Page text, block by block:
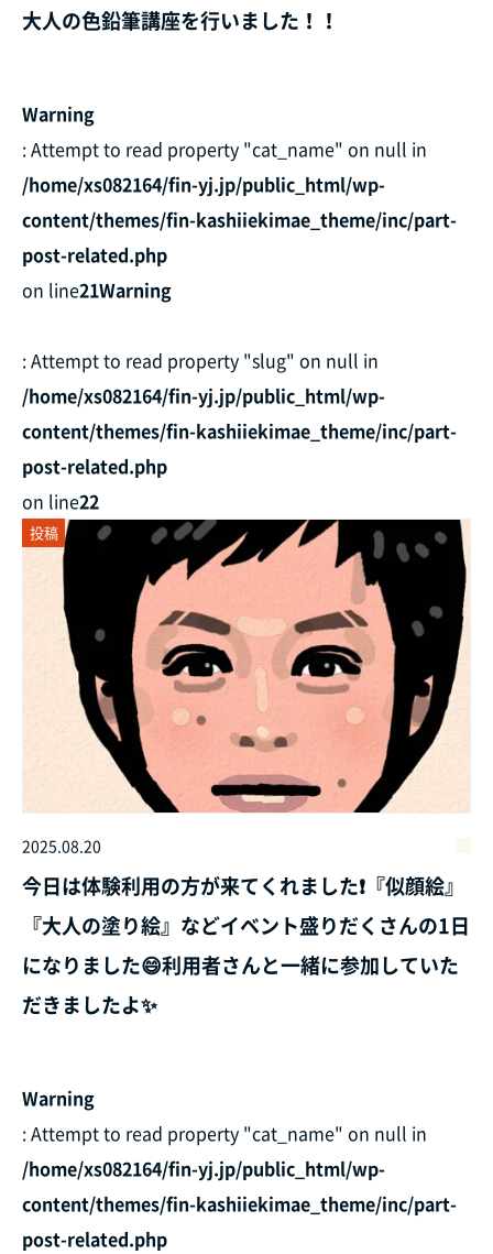
大人の色鉛筆講座を行いました！！
Warning
: Attempt to read property "cat_name" on null in
/home/xs082164/fin-yj.jp/public_html/wp-
content/themes/fin-kashiiekimae_theme/inc/part-
post-related.php
on line21Warning
: Attempt to read property "slug" on null in
/home/xs082164/fin-yj.jp/public_html/wp-
content/themes/fin-kashiiekimae_theme/inc/part-
post-related.php
on line22
投稿
2025.08.20
今日は体験利用の方が来てくれました❗『似顔絵』
『大人の塗り絵』などイベント盛りだくさんの1日
になりました😄利用者さんと一緒に参加していた
だきましたよ✨
Warning
: Attempt to read property "cat_name" on null in
/home/xs082164/fin-yj.jp/public_html/wp-
content/themes/fin-kashiiekimae_theme/inc/part-
post-related.php